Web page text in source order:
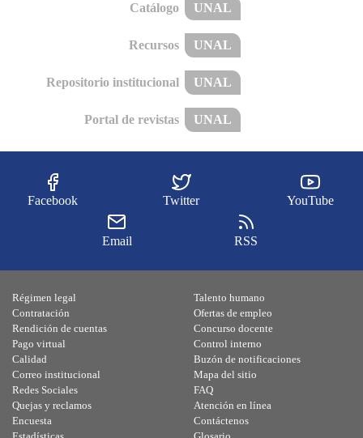
Catálogo UNAL
Recursos UNAL
Repositorio institucional UNAL
Portal de revistas UNAL
Facebook Twitter YouTube
Email RSS
Régimen legal
Contratación
Rendición de cuentas
Pago virtual
Calidad
Talento humano
Ofertas de empleo
Concurso docente
Control interno
Buzón de notificaciones
Correo institucional
Redes Sociales
Quejas y reclamos
Encuesta
Mapa del sitio
FAQ
Atención en línea
Contáctenos